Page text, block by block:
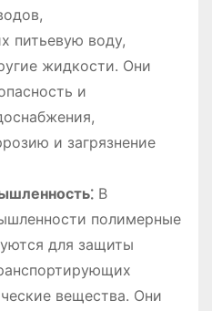
питьевую воду,
жидкости. Они
и
и загрязнение
В
полимерные
для защиты
вещества. Они